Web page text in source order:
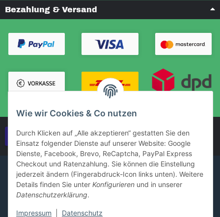
Wie wir Cookies & Co nutzen
Durch Klicken auf „Alle akzeptieren“ gestatten Sie den
Einsatz folgender Dienste auf unserer Website: Google
Dienste, Facebook, Brevo, ReCaptcha, PayPal Express
Checkout und Ratenzahlung. Sie können die Einstellung
jederzeit ändern (Fingerabdruck-Icon links unten). Weitere
Details finden Sie unter Konfigurieren und in unserer
Datenschutzerklärung.
Impressum Datenschutz
Bezahlung & Versand
Vertrag widerrufen